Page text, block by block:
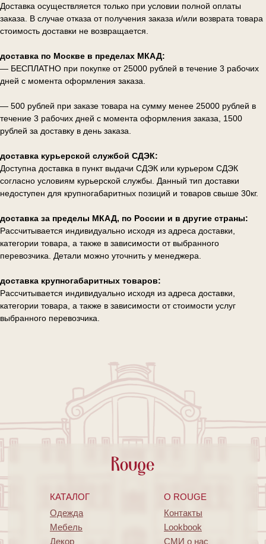
Доставка осуществляется только при условии полной оплаты
заказа. В случае отказа от получения заказа и/или возврата товара
стоимость доставки не возвращается.
доставка по Москве в пределах МКАД:
— БЕСПЛАТНО при покупке от 25000 рублей в течение 3 рабочих
дней с момента оформления заказа.
— 500 рублей при заказе товара на сумму менее 25000 рублей в
течение 3 рабочих дней с момента оформления заказа, 1500
рублей за доставку в день заказа.
доставка курьерской службой СДЭК:
Доступна доставка в пункт выдачи СДЭК или курьером СДЭК
согласно условиям курьерской службы. Данный тип доставки
недоступен для крупногабаритных позиций и товаров свыше 30кг.
доставка за пределы МКАД, по России и в другие страны:
Рассчитывается индивидуально исходя из адреса доставки,
категории товара, а также в зависимости от выбранного
перевозчика. Детали можно уточнить у менеджера.
доставка крупногабаритных товаров:
Рассчитывается индивидуально исходя из адреса доставки,
категории товара, а также в зависимости от стоимости услуг
выбранного перевозчика.
КАТАЛОГ O ROUGE
Одежда
Мебель
Декор
Контакты
Lookbook
СМИ о нас